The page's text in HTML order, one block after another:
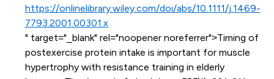
https://onlinelibrary.wiley.com/doi/abs/10.1111/j.1469-
7793.2001.00301.x
" target="_blank" rel="noopener noreferrer">Timing of
postexercise protein intake is important for muscle
hypertrophy with resistance training in elderly